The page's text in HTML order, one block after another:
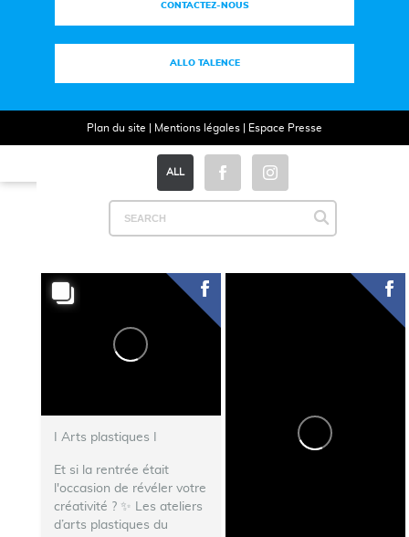
ALL
I Arts plastiques I
Et si la rentrée était
l'occasion de révéler votre
créativité ? ✨ Les ateliers
d’arts plastiques du
CONTACTEZ-NOUS
ALLO TALENCE
Plan du site Mentions légales| Espace Presse